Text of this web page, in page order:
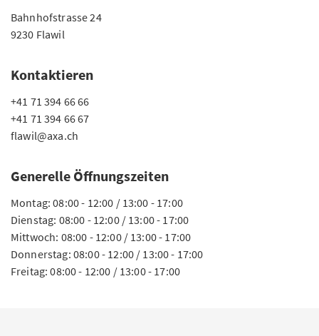
Bahnhofstrasse 24
9230 Flawil
Kontaktieren
+41 71 394 66 66
+41 71 394 66 67
flawil@axa.ch
Generelle Öffnungszeiten
Montag: 08:00 - 12:00 / 13:00 - 17:00
Dienstag: 08:00 - 12:00 / 13:00 - 17:00
Mittwoch: 08:00 - 12:00 / 13:00 - 17:00
Donnerstag: 08:00 - 12:00 / 13:00 - 17:00
Freitag: 08:00 - 12:00 / 13:00 - 17:00